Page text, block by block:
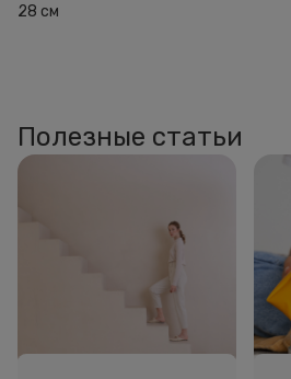
28 см
Полезные статьи